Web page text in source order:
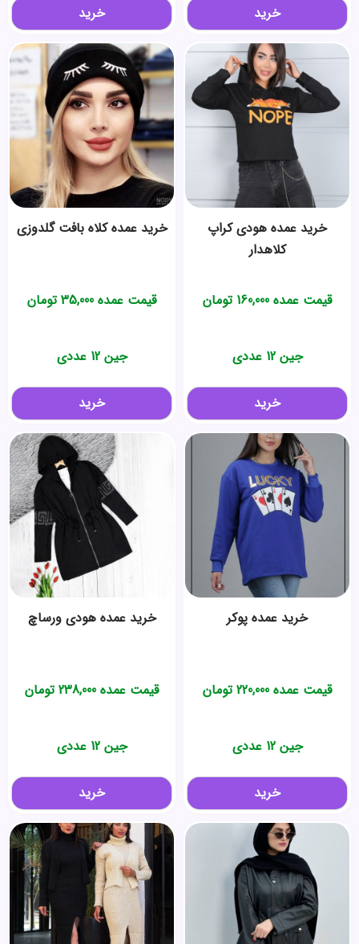
خرید خرید
خرید عمده هودی کراپ
کلاهدار
قیمت عمده160,000 تومان
جین 12 عددی
خرید
خرید عمده کلاه بافت گلدوزی
قیمت عمده35,000 تومان
جین 12 عددی
خرید
خرید عمده پوکر
قیمت عمده220,000 تومان
جین 12 عددی
خرید
خرید عمده هودی ورساچ
قیمت عمده238,000 تومان
جین 12 عددی
خرید